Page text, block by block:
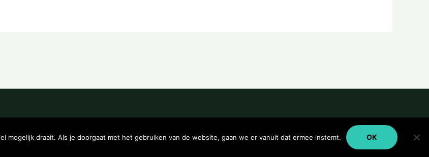
mogelijk draait. Als je doorgaat met het gebruiken van de website, gaan we er vanuit dat ermee instemt. OK